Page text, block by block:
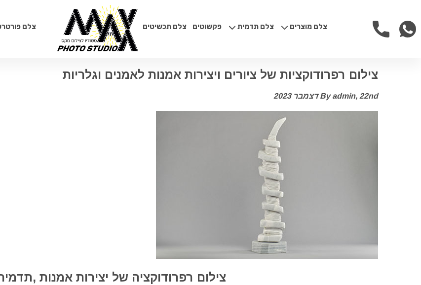
צלם מוצרים צלם תדמית פקשוטים צלם תכשיטים צלם
צילום רפרודוקציות של ציורים ויצירות אמנות לאמנים וגלריות
By admin, 22nd דצמבר 2023
צילום רפרודוקציה של יצירות אמנות